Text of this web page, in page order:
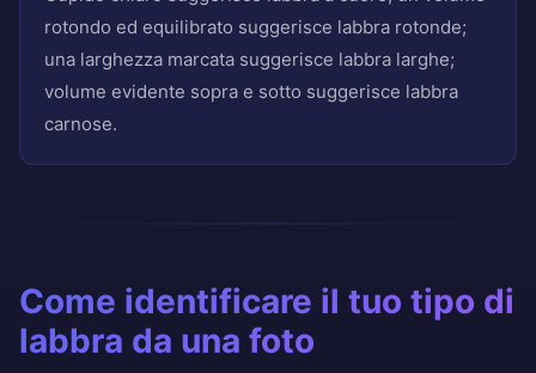
rotondo ed equilibrato suggerisce labbra rotonde;
una larghezza marcata suggerisce labbra larghe;
volume evidente sopra e sotto suggerisce labbra
carnose.
Come identificare il tuo tipo di
labbra da una foto